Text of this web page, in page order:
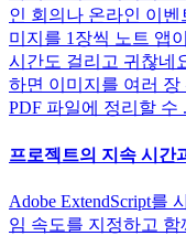
인 회의나 온라인 이벤
미지를 1장씩 노트 앱
시간도 걸리고 귀찮네
하면 이미지를 여러 장
PDF 파일에 정리할 수
프로젝트의 지속 시간
Adobe ExtendScript를
임 속도를 지정하고